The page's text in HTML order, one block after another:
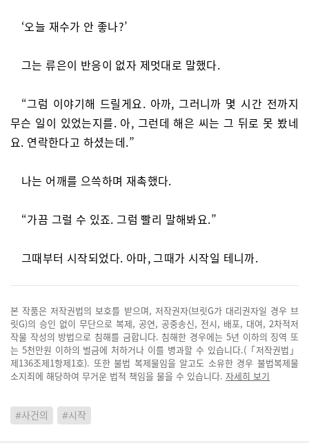
‘오늘 재수가 안 좋나?’
그는 류은이 반응이 없자 제멋대로 말했다.
“그럼 이야기해 드릴게요. 아까, 그러니까 몇 시간 전까지
무슨 일이 있었는지를. 아, 그런데 해은 씨는 그 뒤로 못 봤네
요. 연락한다고 하셨는데.”
나는 어깨를 으쓱하며 재촉했다.
“가끔 그럴 수 있죠. 그럼 빨리 말해봐요.”
그때부터 시작되었다. 아마, 그때가 시작일 테니까.
본 작품은 저작권법의 보호를 받으며, 저작권자(브릿G가 대리권자일 경우 브
릿G)의 승인 없이 무단으로 복제, 공연, 공중송신, 전시, 배포, 대여, 2차적저
작물 작성의 방법으로 침해를 금합니다. 침해한 경우에는 5년 이하의 징역 또
는 5천만원 이하의 벌금에 처하거나 이를 병과할 수 있습니다.(「저작권법」
제136조제1항제1호). 또한 불법 복제물임을 알고도 소유한 경우 불법복제물
소지죄에 해당하여 무거운 법적 책임을 물을 수 있습니다. 자세히 보기
#사건의 #시작